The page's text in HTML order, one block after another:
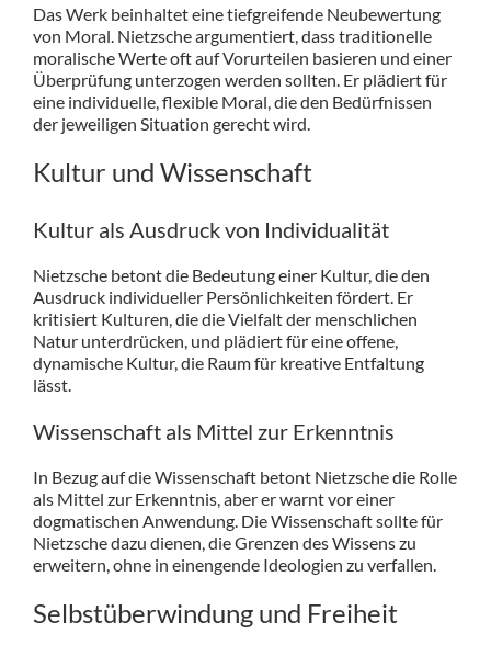
Das Werk beinhaltet eine tiefgreifende Neubewertung
von Moral. Nietzsche argumentiert, dass traditionelle
moralische Werte oft auf Vorurteilen basieren und einer
Überprüfung unterzogen werden sollten. Er plädiert für
eine individuelle, flexible Moral, die den Bedürfnissen
der jeweiligen Situation gerecht wird.
Kultur und Wissenschaft
Kultur als Ausdruck von Individualität
Nietzsche betont die Bedeutung einer Kultur, die den
Ausdruck individueller Persönlichkeiten fördert. Er
kritisiert Kulturen, die die Vielfalt der menschlichen
Natur unterdrücken, und plädiert für eine offene,
dynamische Kultur, die Raum für kreative Entfaltung
lässt.
Wissenschaft als Mittel zur Erkenntnis
In Bezug auf die Wissenschaft betont Nietzsche die Rolle
als Mittel zur Erkenntnis, aber er warnt vor einer
dogmatischen Anwendung. Die Wissenschaft sollte für
Nietzsche dazu dienen, die Grenzen des Wissens zu
erweitern, ohne in einengende Ideologien zu verfallen.
Selbstüberwindung und Freiheit